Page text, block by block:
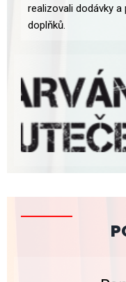
realizovali dodávky
doplňků.